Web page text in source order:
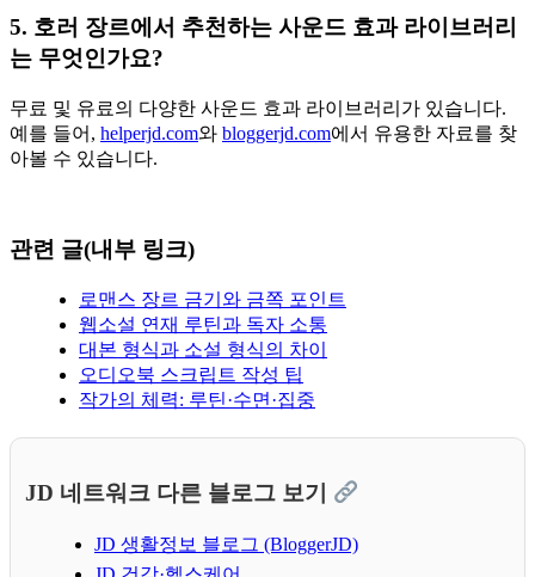
5. 호러 장르에서 추천하는 사운드 효과 라이브러리
는 무엇인가요?
무료 및 유료의 다양한 사운드 효과 라이브러리가 있습니다.
예를 들어, helperjd.com와 bloggerjd.com에서 유용한 자료를 찾
아볼 수 있습니다.
관련 글(내부 링크)
로맨스 장르 금기와 금쪽 포인트
웹소설 연재 루틴과 독자 소통
대본 형식과 소설 형식의 차이
오디오북 스크립트 작성 팁
작가의 체력: 루틴·수면·집중
JD 네트워크 다른 블로그 보기
JD 생활정보 블로그 (BloggerJD)